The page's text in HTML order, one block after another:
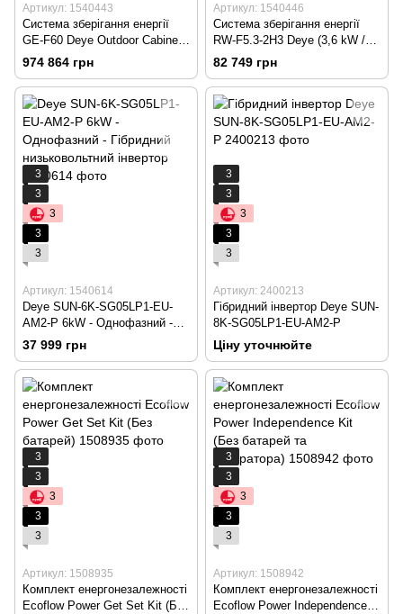
Артикул: 1540443
Система зберігання енергії
GE-F60 Deye Outdoor Cabinet
ESS (High-Voltage 60 kW
LiFePO4 51,2V 100Ah
614.4Wh)
974 864 грн
Артикул: 1540446
Система зберігання енергії
RW-F5.3-2H3 Deye (3,6 kW /
LiFePO4 51,2V 100Ah
82 749 грн
3
3
3
3
3
Артикул: 1540614
Deye SUN-6K-SG05LP1-EU-
AM2-P 6kW - Однофазний -
Гібридний низьковольтний
37 999 грн
3
3
3
3
3
Артикул: 2400213
Гібридний інвертор Deye SUN-
8K-SG05LP1-EU-AM2-P
Ціну уточнюйте
3
3
3
3
3
Артикул: 1508935
Комплект енергонезалежності
Ecoflow Power Get Set Kit (Без
3
3
3
3
3
Артикул: 1508942
Комплект енергонезалежності
Ecoflow Power Independence